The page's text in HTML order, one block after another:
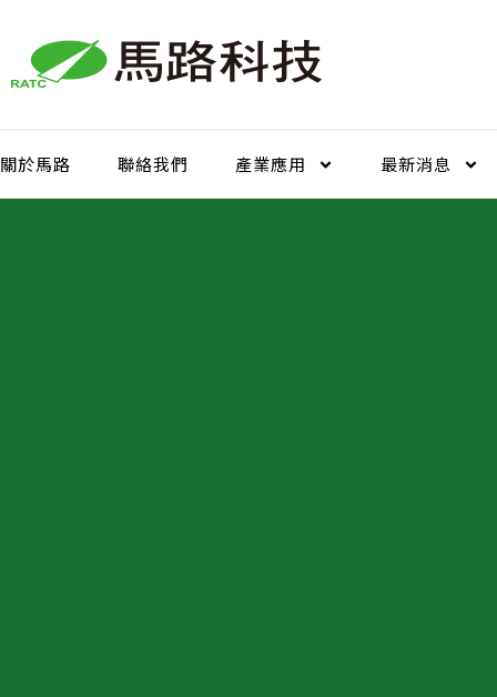
要
關於馬路
聯絡我們 產業應用 最新消息